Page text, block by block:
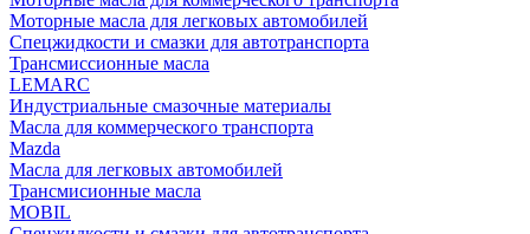
Моторные масла для легковых автомобилей
Спецжидкости и смазки для автотранспорта
Трансмиссионные масла
LEMARC
Индустриальные смазочные материалы
Масла для коммерческого транспорта
Mazda
Масла для легковых автомобилей
Трансмисионные масла
MOBIL